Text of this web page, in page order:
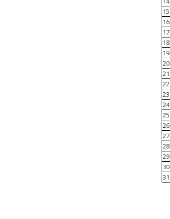
15
16
17
18
19
20
21
22
23
24
25
26
27
28
29
30
31